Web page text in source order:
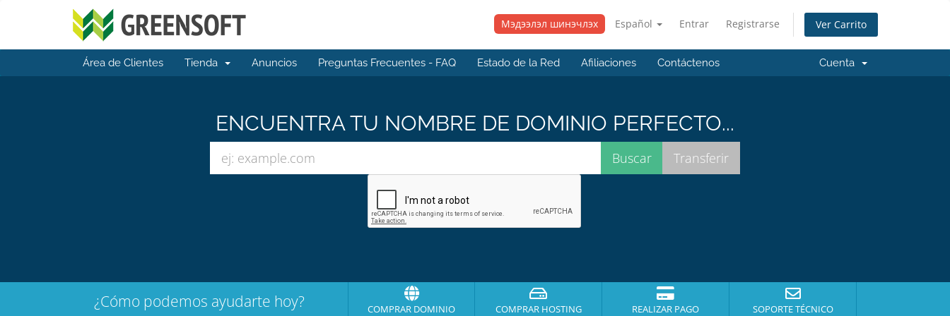
Мэдээлэл шинэчлэх Español Entrar Registrarse Ver Carrito
Área de Clientes Tienda Anuncios Preguntas Frecuentes - FAQ Estado de la Red Afiliaciones Contáctenos Cuenta
ENCUENTRA TU NOMBRE DE DOMINIO PERFECTO...
¿Cómo podemos ayudarte hoy? COMPRAR DOMINIO COMPRAR HOSTING REALIZAR PAGO SOPORTE TÉCNICO